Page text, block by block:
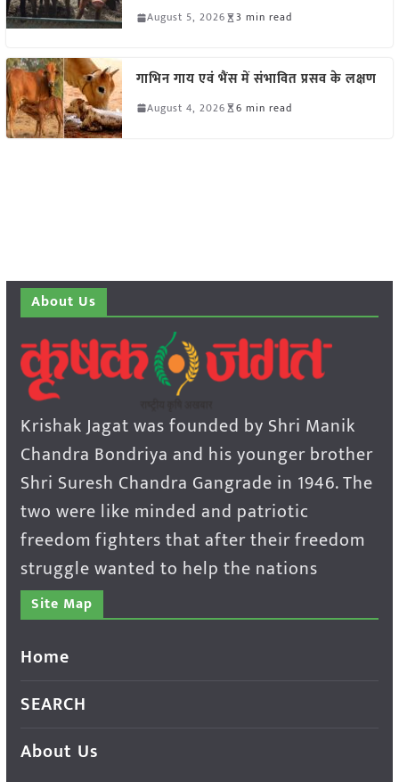
August 5, 2026 3 min read
गाभिन गाय एवं भैंस में संभावित प्रसव के लक्षण
August 4, 2026 6 min read
About Us
Krishak Jagat was founded by Shri Manik
Chandra Bondriya and his younger brother
Shri Suresh Chandra Gangrade in 1946. The
two were like minded and patriotic
freedom fighters that after their freedom
struggle wanted to help the nations
Site Map
Home
SEARCH
About Us